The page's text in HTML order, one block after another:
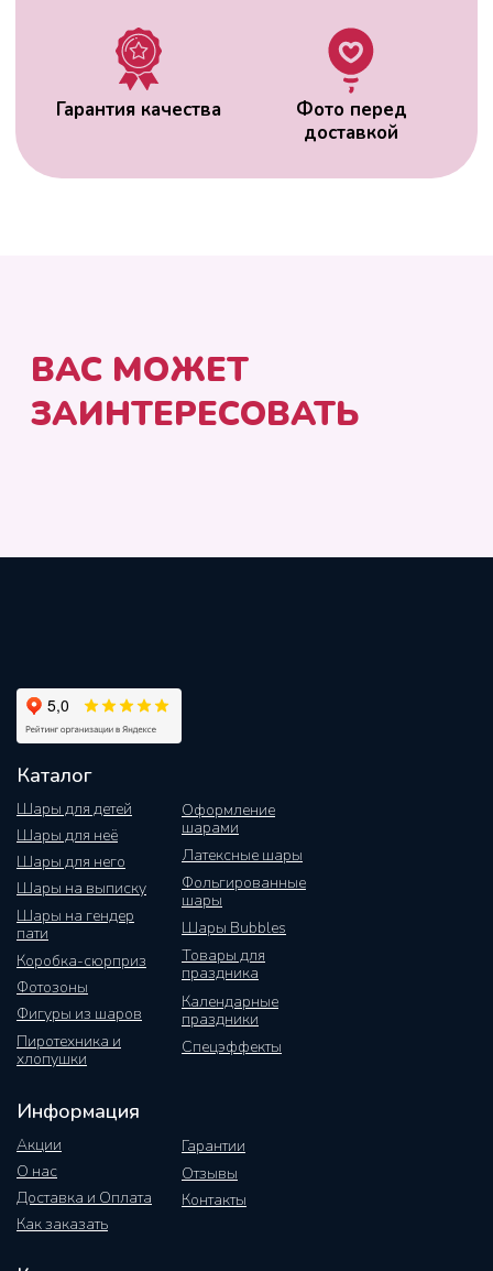
Каталог
Шары для детей
Шары для неё
Шары на выписку
Шары на гендер
пати
Коробка-сюрприз
Фотозоны
Оформление
шарами
Фигуры из шаров
Латексные шары
Фольгированные
шары
Шары Bubbles
Шары для него
Товары для
праздника
Календарные
праздники
Пиротехника и
хлопушки
Спецэффекты
Информация
Акции
О нас
Как заказать
Гарантии
Отзывы
Контакты
Доставка и Оплата